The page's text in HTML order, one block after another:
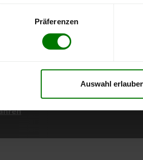
Präferenzen
Auswahl
direkt online bestellen
aktuellen Stand